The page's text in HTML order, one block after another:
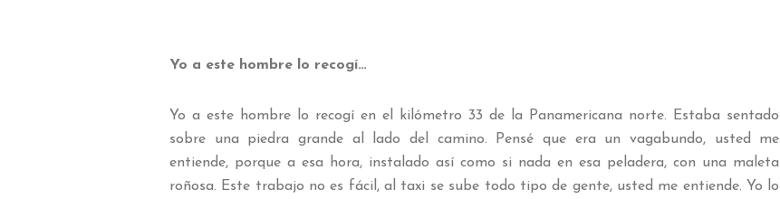
Yo a este hombre lo recogí…
Yo a este hombre lo recogí en el kilómetro 33 de la Panamericana norte. Estaba sentado
sobre una piedra grande al lado del camino. Pensé que era un vagabundo, usted me
entiende, porque a esa hora, instalado así como si nada en esa peladera, con una maleta
roñosa. Este trabajo no es fácil, al taxi se sube todo tipo de gente, usted me entiende. Yo lo